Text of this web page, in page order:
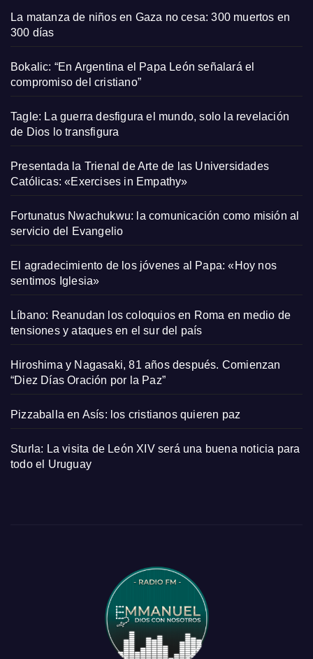
La matanza de niños en Gaza no cesa: 300 muertos en
300 días
Bokalic: “En Argentina el Papa León señalará el
compromiso del cristiano”
Tagle: La guerra desfigura el mundo, solo la revelación
de Dios lo transfigura
Presentada la Trienal de Arte de las Universidades
Católicas: «Exercises in Empathy»
Fortunatus Nwachukwu: la comunicación como misión al
servicio del Evangelio
El agradecimiento de los jóvenes al Papa: «Hoy nos
sentimos Iglesia»
Líbano: Reanudan los coloquios en Roma en medio de
tensiones y ataques en el sur del país
Hiroshima y Nagasaki, 81 años después. Comienzan
“Diez Días Oración por la Paz”
Pizzaballa en Asís: los cristianos quieren paz
Sturla: La visita de León XIV será una buena noticia para
todo el Uruguay